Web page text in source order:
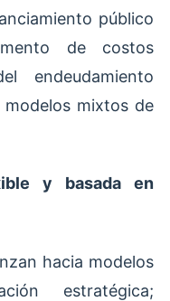
público
de costos
endeudamiento
mixtos de
y basada en
hacia modelos
estratégica;